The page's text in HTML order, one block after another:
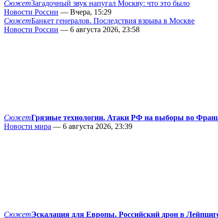
СюжетЗагадочный звук напугал Москву: что это было
Новости России — Вчера, 15:29
СюжетБанкет генералов. Последствия взрыва в Москве
Новости России — 6 августа 2026, 23:58
СюжетГрязные технологии. Атаки РФ на выборы во
Новости мира — 6 августа 2026, 23:39
СюжетЭскалация для Европы. Российский дрон в